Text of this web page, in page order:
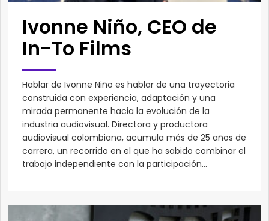
Ivonne Niño, CEO de
In-To Films
Hablar de Ivonne Niño es hablar de una trayectoria
construida con experiencia, adaptación y una
mirada permanente hacia la evolución de la
industria audiovisual. Directora y productora
audiovisual colombiana, acumula más de 25 años de
carrera, un recorrido en el que ha sabido combinar el
trabajo independiente con la participación...